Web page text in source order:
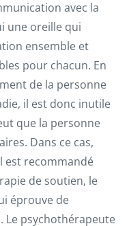
avec la
une oreille qui
ensemble et
pour chacun. En
de la personne
il est donc inutile
que la personne
Dans ce cas,
est recommandé
de soutien, le
éprouve de
Le psychothérapeute